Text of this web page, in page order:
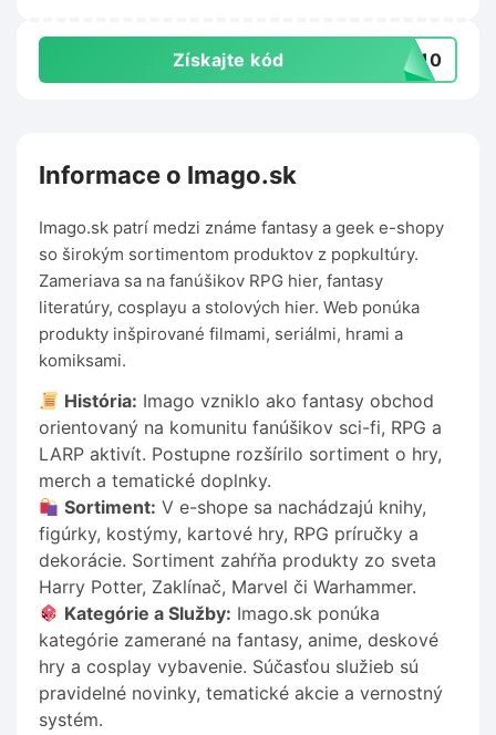
Získajte kód RA10
Informace o Imago.sk
Imago.sk patrí medzi známe fantasy a geek e-shopy
so širokým sortimentom produktov z popkultúry.
Zameriava sa na fanúšikov RPG hier, fantasy
literatúry, cosplayu a stolových hier. Web ponúka
produkty inšpirované filmami, seriálmi, hrami a
komiksami.
História: Imago vzniklo ako fantasy obchod
orientovaný na komunitu fanúšikov sci-fi, RPG a
LARP aktivít. Postupne rozšírilo sortiment o hry,
merch a tematické doplnky.
Sortiment: V e-shope sa nachádzajú knihy,
figúrky, kostýmy, kartové hry, RPG príručky a
dekorácie. Sortiment zahŕňa produkty zo sveta
Harry Potter, Zaklínač, Marvel či Warhammer.
Kategórie a Služby: Imago.sk ponúka
kategórie zamerané na fantasy, anime, deskové
hry a cosplay vybavenie. Súčasťou služieb sú
pravidelné novinky, tematické akcie a vernostný
systém.